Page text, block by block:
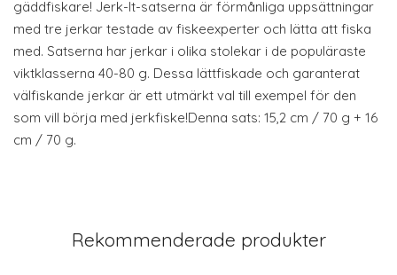
gäddfiskare! Jerk-It-satserna är förmånliga uppsättningar
med tre jerkar testade av fiskeexperter och lätta att fiska
med. Satserna har jerkar i olika stolekar i de populäraste
viktklasserna 40-80 g. Dessa lättfiskade och garanterat
välfiskande jerkar är ett utmärkt val till exempel för den
som vill börja med jerkfiske!Denna sats: 15,2 cm / 70 g + 16
cm / 70 g.
Rekommenderade produkter